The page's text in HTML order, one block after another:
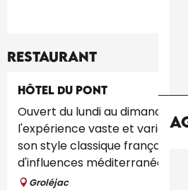
Restaurant
HÔTEL DU PONT
Ouvert du lundi au dimanche
l'expérience vaste et variée du
son style classique français
d'influences méditerranéennes,
Groléjac